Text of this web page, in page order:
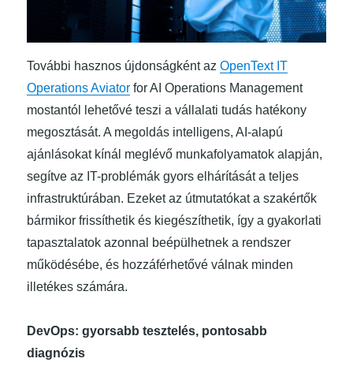
További hasznos újdonságként azOpenText IT
Operations Aviator for AI Operations Management
mostantól lehetővé teszi a vállalati tudás hatékony
megosztását. A megoldás intelligens, AI-alapú
ajánlásokat kínál meglévő munkafolyamatok alapján,
segítve az IT-problémák gyors elhárítását a teljes
infrastruktúrában. Ezeket az útmutatókat a szakértők
bármikor frissíthetik és kiegészíthetik, így a gyakorlati
tapasztalatok azonnal beépülhetnek a rendszer
működésébe, és hozzáférhetővé válnak minden
illetékes számára.
DevOps: gyorsabb tesztelés, pontosabb
diagnózis